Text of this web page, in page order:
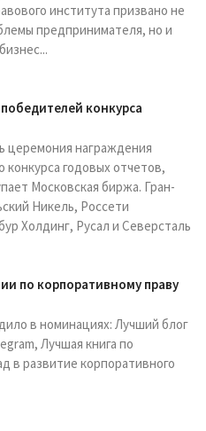
института призвано не
предпринимателя, но и
конкурса
церемония награждения
годовых отчетов,
Московская биржа. Гран-
Никель, Россети
Холдинг, Русал и Северсталь
по корпоративному праву
в номинациях: Лучший блог
Лучшая книга по
в развитие корпоративного